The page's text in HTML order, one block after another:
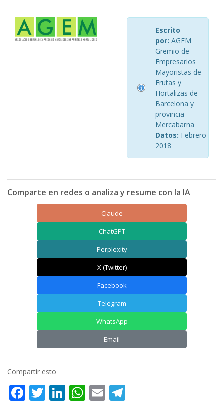
Escrito
por: AGEM
Gremio de
Empresarios
Mayoristas de
Frutas y
Hortalizas de
Barcelona y
provincia
Mercabarna
Datos: Febrero
2018
Comparte en redes o analiza y resume con la IA
Claude
ChatGPT
Perplexity
X (Twitter)
Facebook
Telegram
WhatsApp
Email
Compartir esto
Facebook
Twitter
LinkedIn
WhatsApp
Email